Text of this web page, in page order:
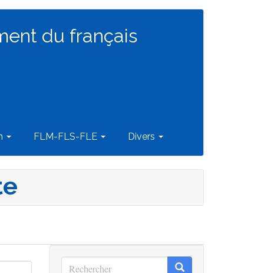
du français
FLM-FLS-FLE Divers
Rechercher Rechercher